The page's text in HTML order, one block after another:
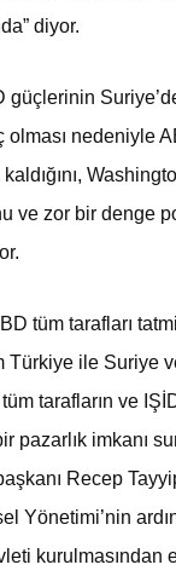
diyor.
güçlerinin
olması nedeniyle
ve zor bir denge
tüm tarafları
Türkiye ile Suriye
tüm tarafların ve
pazarlık imkanı
Recep
Yönetimi’nin
kurulmasından